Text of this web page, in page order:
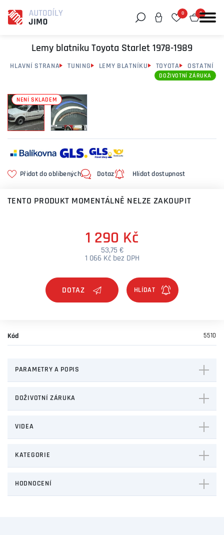
0 0
Lemy blatniku Toyota Starlet 1978-1989
HLAVNÍ STRANA TUNING LEMY BLATNÍKU TOYOTA OSTATNÍ
NENÍ SKLADEM
DOŽIVOTNÍ ZÁRUKA
Přidat do oblíbených Dotaz Hlídat dostupnost
TENTO PRODUKT MOMENTÁLNĚ NELZE ZAKOUPIT
1 290 Kč
53,75 €
1 066 Kč bez DPH
DOTAZ
Kód 5510
PARAMETRY A POPIS
DOŽIVOTNÍ ZÁRUKA
VIDEA
KATEGORIE
HODNOCENÍ
Můžeme vám pomoci něco najít?